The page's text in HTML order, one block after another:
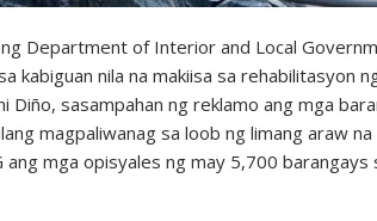
ng Department of Interior and Local
kabiguan nila na makiisa sa rehabilitasyon
sasampahan ng reklamo ang mga
magpaliwanag sa loob ng limang araw na
mga opisyales ng may 5,700